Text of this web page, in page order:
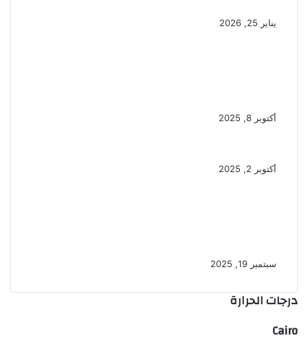
يناير 25, 2026
أكتوبر 8, 2025
أكتوبر 2, 2025
سبتمبر 19, 2025
درجات الحرارة
Cairo